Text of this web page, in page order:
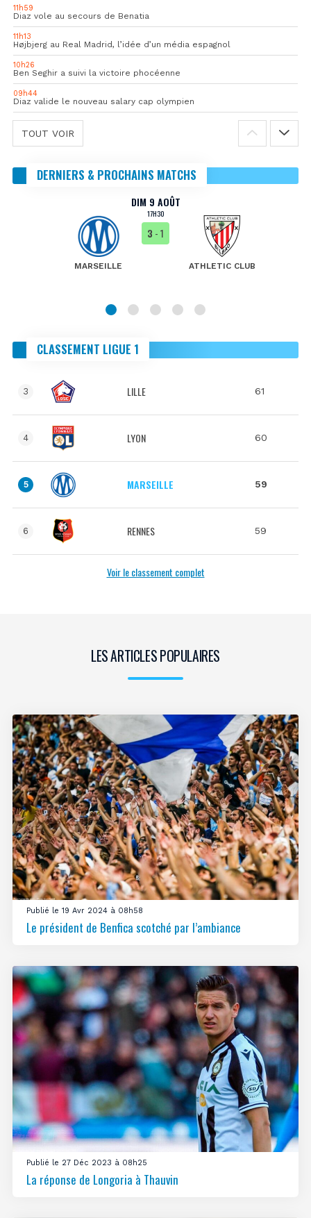
11h59
Diaz vole au secours de Benatia
11h13
Højbjerg au Real Madrid, l’idée d’un média espagnol
10h26
Ben Seghir a suivi la victoire phocéenne
09h44
Diaz valide le nouveau salary cap olympien
TOUT VOIR
DERNIERS & PROCHAINS MATCHS
DIM 9 AOÛT
17H30
MARSEILLE
3 - 1
ATHLETIC CLUB
CLASSEMENT LIGUE 1
3 LILLE 61
4 LYON 60
5 MARSEILLE 59
6 RENNES 59
Voir le classement complet
LES ARTICLES POPULAIRES
Publié le 19 Avr 2024 à 08h58
Le président de Benfica scotché par l’ambiance
Publié le 27 Déc 2023 à 08h25
La réponse de Longoria à Thauvin